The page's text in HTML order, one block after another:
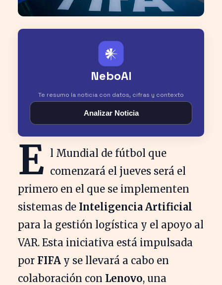
𒀭
NeboAI
Te resumo la noticia con datos, cifras y contexto
Analizar Noticia
E l Mundial de fútbol que
comenzará el jueves será el
primero en el que se implementen
sistemas de Inteligencia Artificial
para la gestión logística y el apoyo al
VAR. Esta iniciativa está impulsada
por FIFA y se llevará a cabo en
colaboración con Lenovo, una